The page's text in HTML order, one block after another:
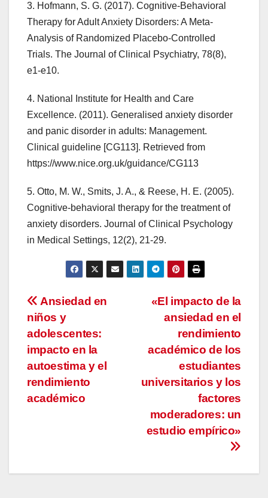
3. Hofmann, S. G. (2017). Cognitive-Behavioral
Therapy for Adult Anxiety Disorders: A Meta-
Analysis of Randomized Placebo-Controlled
Trials. The Journal of Clinical Psychiatry, 78(8),
e1-e10.
4. National Institute for Health and Care
Excellence. (2011). Generalised anxiety disorder
and panic disorder in adults: Management.
Clinical guideline [CG113]. Retrieved from
https://www.nice.org.uk/guidance/CG113
5. Otto, M. W., Smits, J. A., & Reese, H. E. (2005).
Cognitive-behavioral therapy for the treatment of
anxiety disorders. Journal of Clinical Psychology
in Medical Settings, 12(2), 21-29.
Navegación
de
entradas
«El impacto de la
ansiedad en el
rendimiento
académico de los
estudiantes
universitarios y los
factores
moderadores: un
estudio empírico»
Ansiedad en
niños y
adolescentes:
impacto en la
autoestima y el
rendimiento
académico